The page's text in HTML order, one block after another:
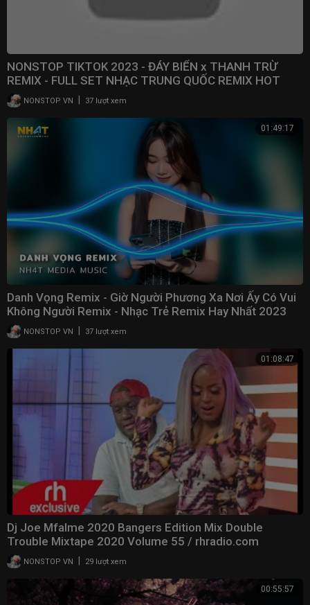
NONSTOP TIKTOK 2023 - ĐÁY BIỂN x THANH TRỪ
REMIX - FULL SET NHẠC TRUNG QUỐC REMIX HOT
TRENDS TIKTOK
NONSTOP VN 37 lượt xem
01:49:17
Danh Vọng Remix - Giờ Người Phương Xa Nơi Ấy Có Vui
Không Người Remix - Nhạc Trẻ Remix Hay Nhất 2023
NONSTOP VN | 37 lượt xem
01:08:47
Dj Joe Mfalme 2020 Bangers Edition Mix Double
Trouble Mixtape 2020 Volume 55 / rhradio.com
NONSTOP VN 29 lượt xem
00:55:57